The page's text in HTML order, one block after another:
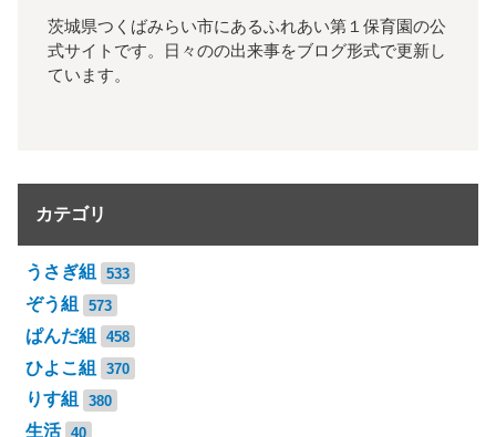
茨城県つくばみらい市にあるふれあい第１保育園の公
式サイトです。日々のの出来事をブログ形式で更新し
ています。
カテゴリ
うさぎ組 533
ぞう組 573
ぱんだ組 458
ひよこ組 370
りす組 380
生活 40